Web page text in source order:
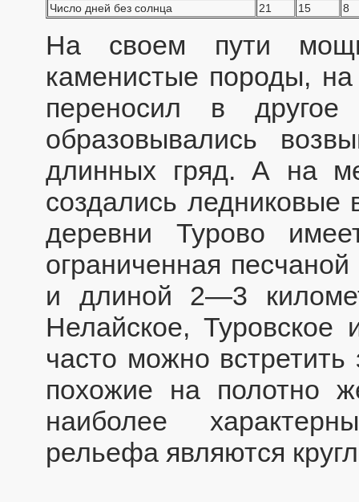
Число дней без солнца
21 15 8
На своем пути
каменистые породы,
переносил в
образовывались
длинных гряд. А на
создались
деревни Турово
ограниченная
и длиной 2—3
Нелайское, Туровское
часто можно
похожие на полотно
наиболее
рельефа являются